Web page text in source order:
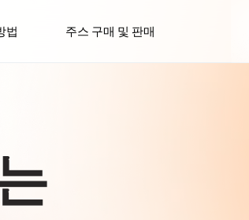
법 주스 구매 및 판매